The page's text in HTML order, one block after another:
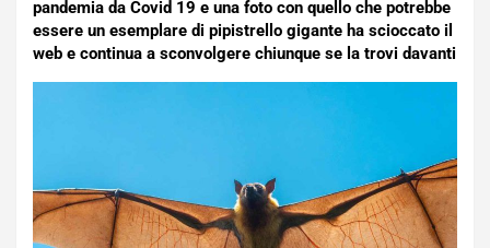
pandemia da Covid 19 e una foto con quello che potrebbe
essere un esemplare di pipistrello gigante ha scioccato il
web e continua a sconvolgere chiunque se la trovi davanti